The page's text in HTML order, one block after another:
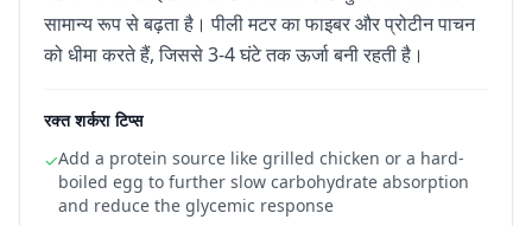
सामान्य रूप से बढ़ता है। पीली मटर का फाइबर और प्रोटीन पाचन
को धीमा करते हैं, जिससे 3-4 घंटे तक ऊर्जा बनी रहती है।
रक्त शर्करा टिप्स
✓Add a protein source like grilled chicken or a hard-
boiled egg to further slow carbohydrate absorption
and reduce the glycemic response